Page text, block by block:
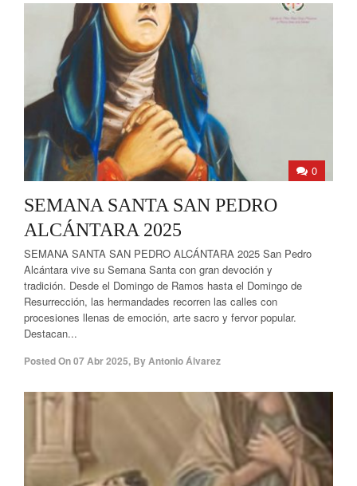
0
SEMANA SANTA SAN PEDRO
ALCÁNTARA 2025
SEMANA SANTA SAN PEDRO ALCÁNTARA 2025 San Pedro
Alcántara vive su Semana Santa con gran devoción y
tradición. Desde el Domingo de Ramos hasta el Domingo de
Resurrección, las hermandades recorren las calles con
procesiones llenas de emoción, arte sacro y fervor popular.
Destacan...
Posted On07 Abr 2025, ByAntonio Álvarez